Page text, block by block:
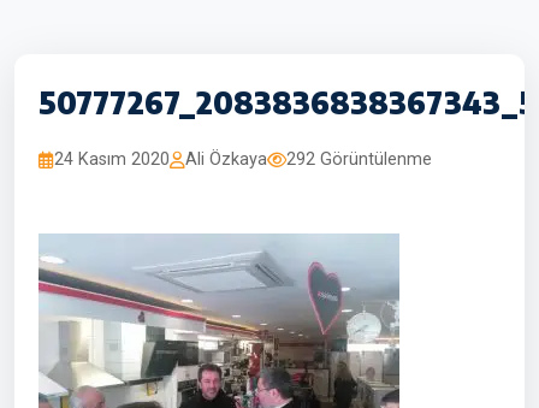
24 Kasım 2020 Ali Özkaya 292 Görüntülenme